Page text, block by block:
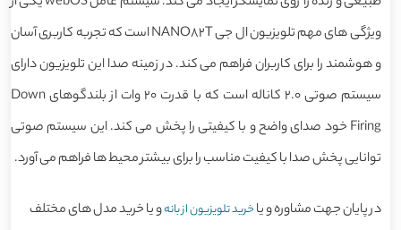
ویژگی های مهم تلویزیون ال جی NANO82T است که تجربه کاربری آسان
و هوشمند را برای کاربران فراهم می کند. در زمینه صدا این تلویزیون دارای
سیستم صوتی 2.0 کاناله است که با قدرت 20 وات از بلندگوهای Down
Firing خود صدای واضح و با کیفیتی را پخش می کند. این سیستم صوتی
توانایی پخش صدا با کیفیت مناسب را برای بیشتر محیط ها فراهم می آورد.
در پایان جهت مشاوره و یاخرید تلویزیون از بانهو یا خرید مدل های مختلف